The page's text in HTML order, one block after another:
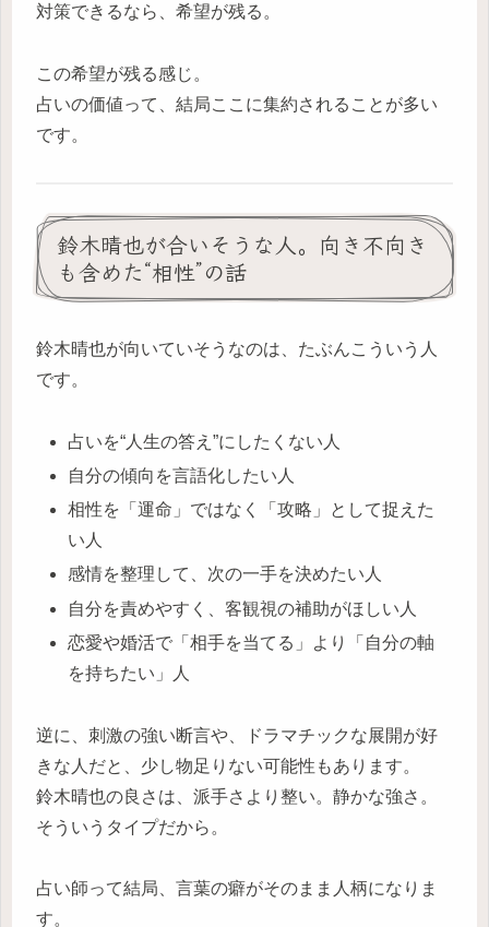
対策できるなら、希望が残る。
この希望が残る感じ。
占いの価値って、結局ここに集約されることが多い
です。
鈴木晴也が合いそうな人。向き不向き
も含めた“相性”の話
鈴木晴也が向いていそうなのは、たぶんこういう人
です。
占いを“人生の答え”にしたくない人
自分の傾向を言語化したい人
相性を「運命」ではなく「攻略」として捉えた
い人
感情を整理して、次の一手を決めたい人
自分を責めやすく、客観視の補助がほしい人
恋愛や婚活で「相手を当てる」より「自分の軸
を持ちたい」人
逆に、刺激の強い断言や、ドラマチックな展開が好
きな人だと、少し物足りない可能性もあります。
鈴木晴也の良さは、派手さより整い。静かな強さ。
そういうタイプだから。
占い師って結局、言葉の癖がそのまま人柄になりま
す。